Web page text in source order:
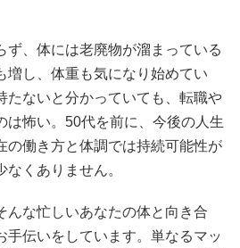
ず、体には老廃物が溜まっている
増し、体重も気になり始めてい
たないと分かっていても、転職や
は怖い。50代を前に、今後の人生
の働き方と体調では持続可能性が
くありません。
んな忙しいあなたの体と向き合
手伝いをしています。単なるマッ